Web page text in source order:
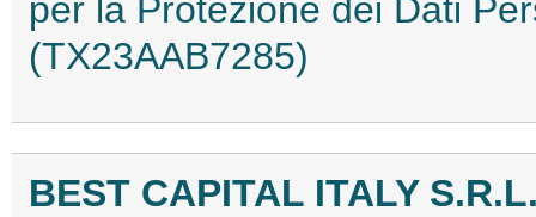
per la Protezione dei Dati
(TX23AAB7285)
BEST CAPITAL ITALY